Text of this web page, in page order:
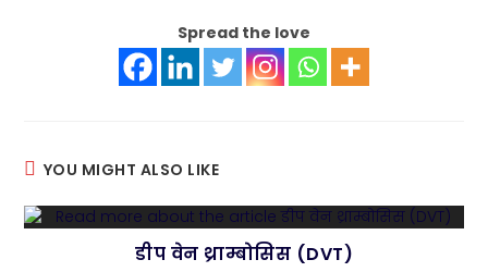
Spread the love
YOU MIGHT ALSO LIKE
डीप वेन थ्राम्बोसिस (DVT)